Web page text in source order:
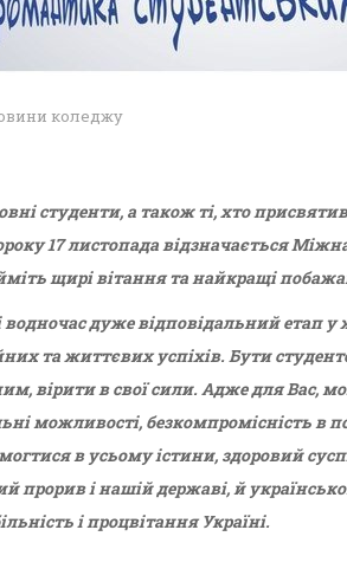
коледжу
студенти, а також ті, хто
17 листопада відзначається
щирі вітання та найкращі
водночас дуже відповідальний етап
та життєвих успіхів. Бути
вірити в свої сили. Адже для Вас,
можливості, безкомпромісність
в усьому істини, здоровий
прорив і нашій державі, й
і процвітання Україні.